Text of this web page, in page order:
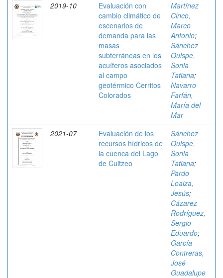
2019-10
Evaluación con
cambio climático de
escenarios de
demanda para las
masas
subterráneas en los
acuíferos asociados
al campo
geotérmico Cerritos
Colorados
Martínez
Cinco,
Marco
Antonio;
Sánchez
Quispe,
Sonia
Tatiana;
Navarro
Farfán,
María del
Mar
2021-07
Evaluación de los
recursos hídricos de
la cuenca del Lago
de Cuitzeo
Sánchez
Quispe,
Sonia
Tatiana;
Pardo
Loaiza,
Jesús;
Cázarez
Rodríguez,
Sergio
Eduardo;
García
Contreras,
José
Guadalupe